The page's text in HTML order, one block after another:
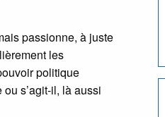
passionne, à juste
les
politique
s’agit-il, là aussi